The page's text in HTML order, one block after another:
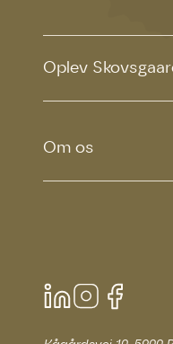
Oplev
Om os